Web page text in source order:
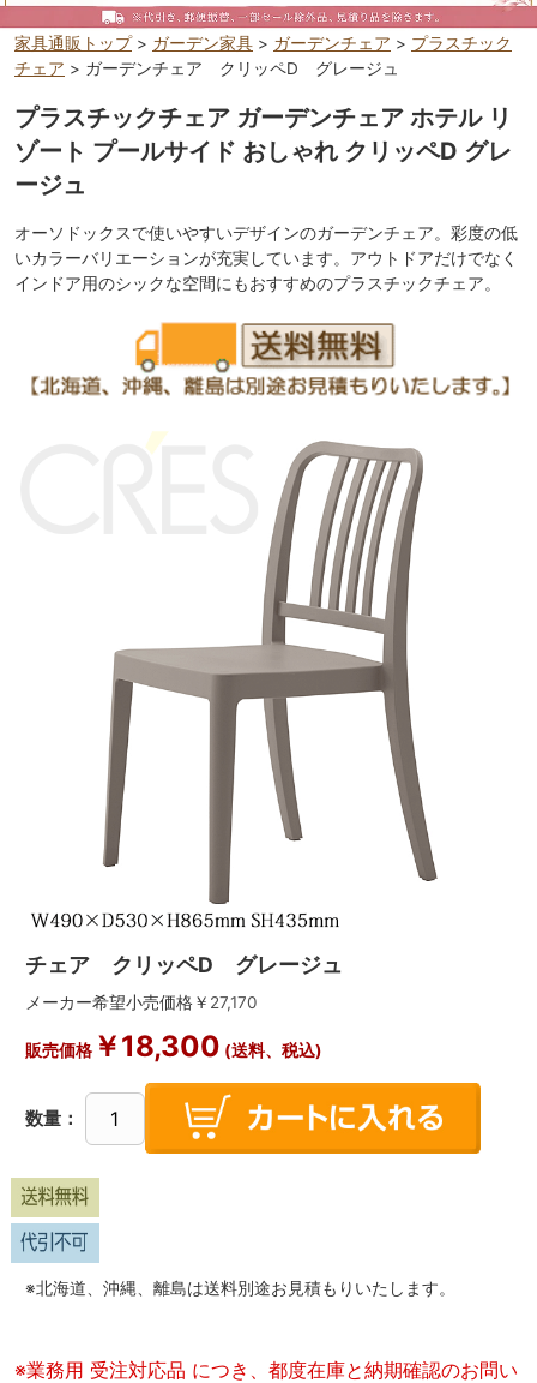
家具通販トップ> ガーデン家具 > ガーデンチェア > プラスチック
チェア > ガーデンチェア クリッペD グレージュ
プラスチックチェア ガーデンチェア ホテル リ
ゾート プールサイド おしゃれ クリッペD グレ
ージュ
オーソドックスで使いやすいデザインのガーデンチェア。彩度の低
いカラーバリエーションが充実しています。アウトドアだけでなく
インドア用のシックな空間にもおすすめのプラスチックチェア。
チェア クリッペD グレージュ
メーカー希望小売価格￥ 27,170
販売価格￥18,300 (送料、税込)
数量：
※北海道、沖縄、離島は送料別途お見積もりいたします。
※業務用 受注対応品 につき、都度在庫と納期確認のお問い